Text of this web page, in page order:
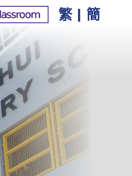
繁 | 簡